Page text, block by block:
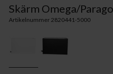
Skärm Omega/
Artikelnummer 2820441-5000